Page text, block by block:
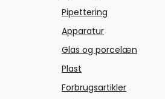
Pipettering
Apparatur
Glas og porcelæn
Plast
Forbrugsartikler